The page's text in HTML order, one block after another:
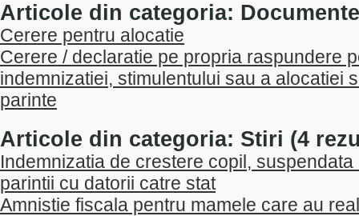
Articole din categoria:
Cerere pentru alocatie
Cerere / declaratie pe propria raspundere
indemnizatiei, stimulentului sau a alocatiei
parinte
Articole din categoria: Stiri (4
Indemnizatia de crestere copil,
parintii cu datorii catre stat
Amnistie fiscala pentru mamele care au